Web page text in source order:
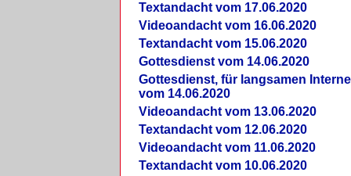
Textandacht vom 17.06.2020
Videoandacht vom 16.06.2020
Textandacht vom 15.06.2020
Gottesdienst vom 14.06.2020
Gottesdienst, für langsamen
vom 14.06.2020
Videoandacht vom 13.06.2020
Textandacht vom 12.06.2020
Videoandacht vom 11.06.2020
Textandacht vom 10.06.2020